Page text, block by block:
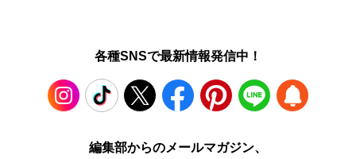
各種SNSで最新情報発信中！
TikTok X Facebook Pinterest LINE
編集部からのメールマガジン、